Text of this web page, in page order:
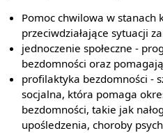
Pomoc chwilowa w stanach
przeciwdziałające sytuacji
jednoczenie społeczne -
bezdomności oraz
profilaktyka bezdomności -
socjalna, która pomaga
bezdomności, takie jak
upośledzenia, choroby